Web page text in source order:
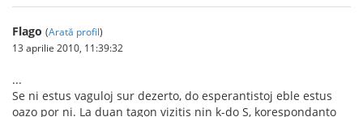
Flago (Arată profil)
13 aprilie 2010, 11:39:32
...
Se ni estus vaguloj sur dezerto, do esperantistoj eble estus
oazo por ni. La duan tagon vizitis nin k-do S, korespondanto